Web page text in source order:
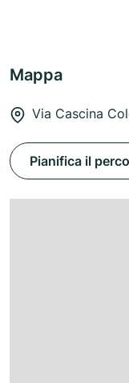
Mappa
Via Cascina
Pianifica il